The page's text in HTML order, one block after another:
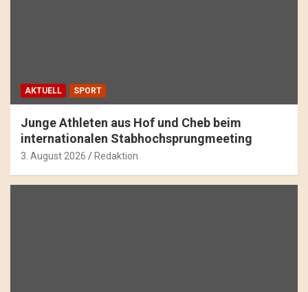
AKTUELL SPORT
Junge Athleten aus Hof und Cheb beim
internationalen Stabhochsprungmeeting
3. August 2026 Redaktion